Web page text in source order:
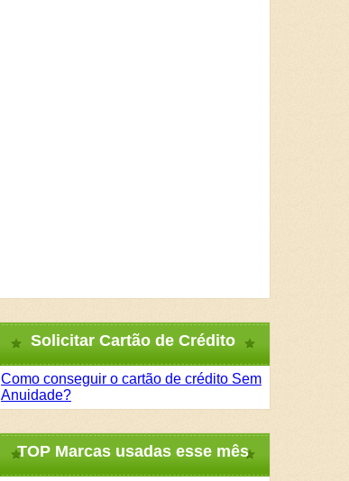
Solicitar Cartão de Crédito
Como conseguir o cartão de crédito Sem
Anuidade?
TOP Marcas usadas esse mês